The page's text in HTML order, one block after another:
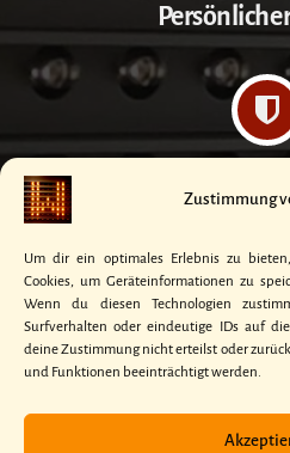
Zustimmung
Um dir ein optimales Erlebnis zu
Cookies, um Geräteinformationen zu
Wenn du diesen Technologien
Surfverhalten oder eindeutige IDs auf
deine Zustimmung nicht erteilst oder
und Funktionen beeinträchtigt werden.